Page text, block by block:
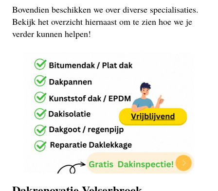
Bovendien beschikken we over diverse specialisaties.
Bekijk het overzicht hiernaast om te zien hoe we je
verder kunnen helpen!